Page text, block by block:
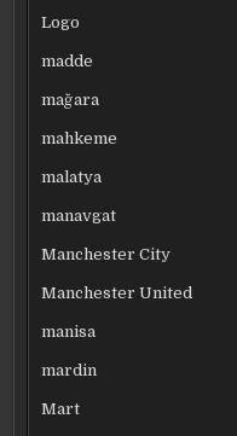
Logo
madde
mağara
mahkeme
malatya
manavgat
Manchester City
Manchester United
manisa
mardin
Mart